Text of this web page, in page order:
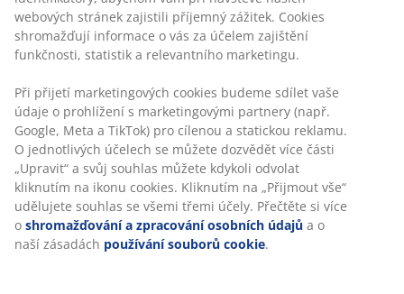
Více informací
Více informací
webových stránek zajistili příjemný zážitek. Cookies
shromažďují informace o vás za účelem zajištění
funkčnosti, statistik a relevantního marketingu.
Při přijetí marketingových cookies budeme sdílet vaše
údaje o prohlížení s marketingovými partnery (např.
Google, Meta a TikTok) pro cílenou a statickou reklamu.
O jednotlivých účelech se můžete dozvědět více části
„Upravit“ a svůj souhlas můžete kdykoli odvolat
kliknutím na ikonu cookies. Kliknutím na „Přijmout vše“
udělujete souhlas se všemi třemi účely. Přečtěte si více
o shromažďování a zpracování osobních údajů a o
naší zásadách používání souborů cookie.